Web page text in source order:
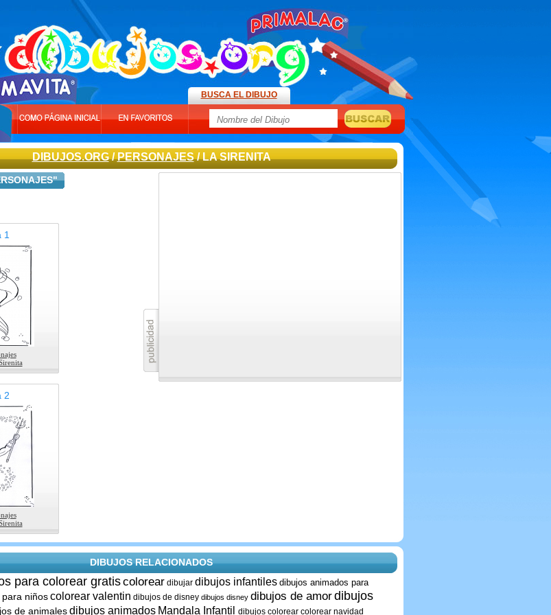
BUSCA EL DIBUJO
DIBUJOS.ORG/PERSONAJES/ LA SIRENITA
1
2
DIBUJOS RELACIONADOS
para colorear gratiscolorear dibujar dibujos infantiles dibujos animados para
niños colorear valentin dibujos de disney dibujos disney dibujos de amordibujos
de animales dibujos animados Mandala Infantil dibujos colorear colorear navidad